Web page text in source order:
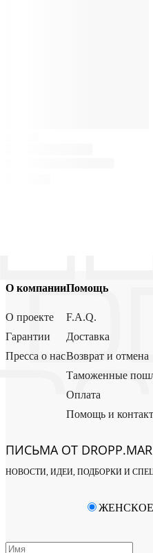
О компании
О проекте
Гарантии
Пресса о нас
Помощь
F.A.Q.
Доставка
Возврат и отмена
Таможенные
Оплата
Помощь и
ПИСЬМА ОТ
НОВОСТИ, ИДЕИ, ПОДБОРКИ И
ЖЕНСКОЕ